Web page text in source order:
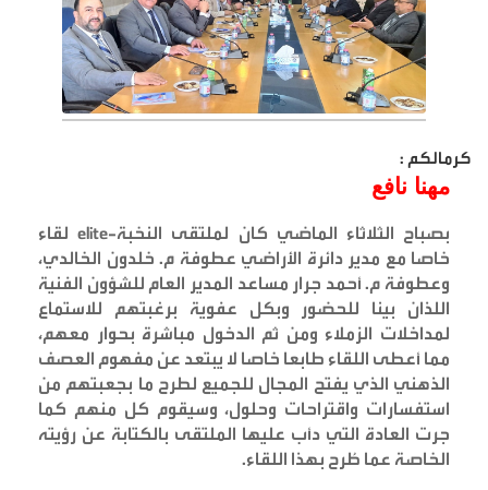
كرمالكم :
مهنا نافع
بصباح الثلاثاء الماضي كان لملتقى النخبة-elite
لقاء
خاصا مع مدير دائرة الأراضي عطوفة م. خلدون الخالدي،
وعطوفة م. أحمد جرار مساعد المدير العام للشؤون الفنية
اللذان بينا للحضور وبكل عفوية برغبتهم للاستماع
لمداخلات الزملاء ومن ثم الدخول مباشرة بحوار معهم،
مما أعطى اللقاء طابعا خاصا لا يبتعد عن مفهوم العصف
الذهني الذي يفتح المجال للجميع لطرح ما بجعبتهم من
استفسارات واقتراحات وحلول، وسيقوم كل منهم كما
جرت العادة التي دأب عليها الملتقى بالكتابة عن رؤيته
الخاصة عما طُرح بهذا اللقاء.